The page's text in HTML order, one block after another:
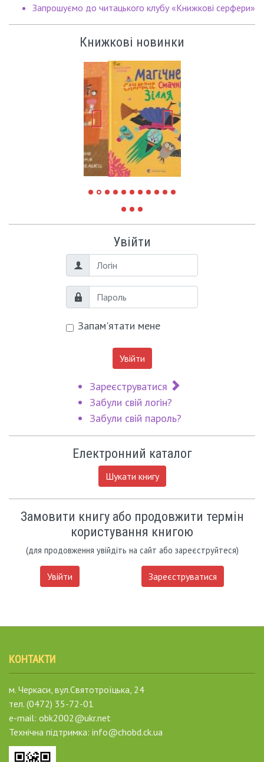
Запрошуємо до читацького клубу «Книжкові серфери»
Книжкові новинки
Увійти
Логін
Пароль
Запам'ятати мене
Увійти
Зареєструватися
Забули свій логін?
Забули свій пароль?
Електронний каталог
Шукати книгу
Замовити книгу або продовжити термін
користування книгою
(для продовження увійдіть на сайт або зареєструйтеся)
Увійти Зареєструватися
КОНТАКТИ
м. Черкаси, вул.Святотроїцька, 24
тел. (0472) 35-72-01
e-mail: obk2002@ukr.net
Технічна підтримка: info@chobd.ck.ua